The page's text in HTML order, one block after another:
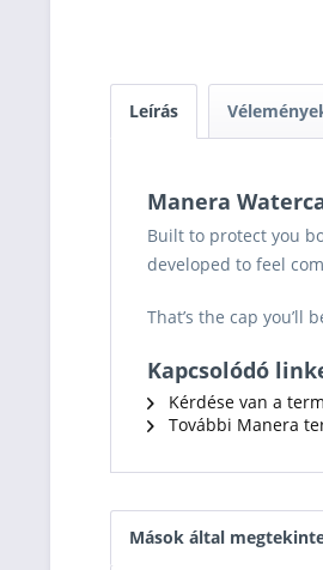
Leírás
Manera
Built to protect you
developed to feel
That’s the cap
Kapcsolódó
Kérdése van a
További Manera
Mások által